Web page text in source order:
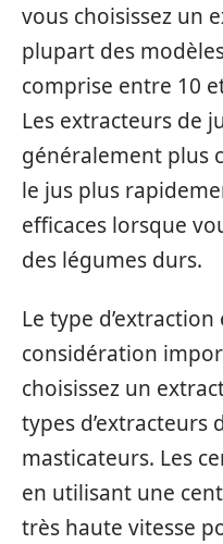
vous choisissez un
plupart des
comprise entre 10
Les extracteurs de
généralement plus
le jus plus
efficaces lorsque
des légumes durs.
Le type
considération
choisissez un
types d’extracteurs
masticateurs. Les
en utilisant une
très haute vitesse